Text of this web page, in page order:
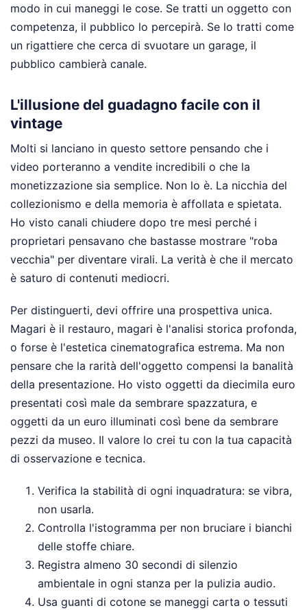
modo in cui maneggi le cose. Se tratti un oggetto con
competenza, il pubblico lo percepirà. Se lo tratti come
un rigattiere che cerca di svuotare un garage, il
pubblico cambierà canale.
L'illusione del guadagno facile con il
vintage
Molti si lanciano in questo settore pensando che i
video porteranno a vendite incredibili o che la
monetizzazione sia semplice. Non lo è. La nicchia del
collezionismo e della memoria è affollata e spietata.
Ho visto canali chiudere dopo tre mesi perché i
proprietari pensavano che bastasse mostrare "roba
vecchia" per diventare virali. La verità è che il mercato
è saturo di contenuti mediocri.
Per distinguerti, devi offrire una prospettiva unica.
Magari è il restauro, magari è l'analisi storica profonda,
o forse è l'estetica cinematografica estrema. Ma non
pensare che la rarità dell'oggetto compensi la banalità
della presentazione. Ho visto oggetti da diecimila euro
presentati così male da sembrare spazzatura, e
oggetti da un euro illuminati così bene da sembrare
pezzi da museo. Il valore lo crei tu con la tua capacità
di osservazione e tecnica.
Verifica la stabilità di ogni inquadratura: se vibra,
non usarla.
Controlla l'istogramma per non bruciare i bianchi
delle stoffe chiare.
Registra almeno 30 secondi di silenzio
ambientale in ogni stanza per la pulizia audio.
Usa guanti di cotone se maneggi carta o tessuti